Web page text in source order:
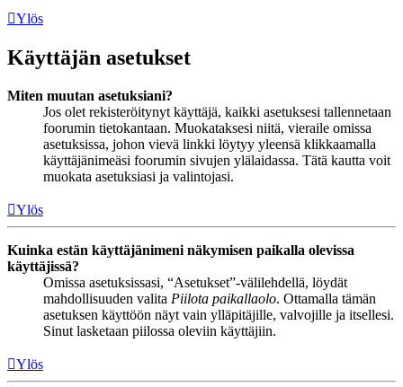
Ylös
Käyttäjän asetukset
Miten muutan asetuksiani?
Jos olet rekisteröitynyt käyttäjä, kaikki asetuksesi tallennetaan
foorumin tietokantaan. Muokataksesi niitä, vieraile omissa
asetuksissa, johon vievä linkki löytyy yleensä klikkaamalla
käyttäjänimeäsi foorumin sivujen ylälaidassa. Tätä kautta voit
muokata asetuksiasi ja valintojasi.
Ylös
Kuinka estän käyttäjänimeni näkymisen paikalla olevissa
käyttäjissä?
Omissa asetuksissasi, “Asetukset”-välilehdellä, löydät
mahdollisuuden valita Piilota paikallaolo. Ottamalla tämän
asetuksen käyttöön näyt vain ylläpitäjille, valvojille ja itsellesi.
Sinut lasketaan piilossa oleviin käyttäjiin.
Ylös